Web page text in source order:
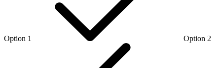
Option 1 Option 2